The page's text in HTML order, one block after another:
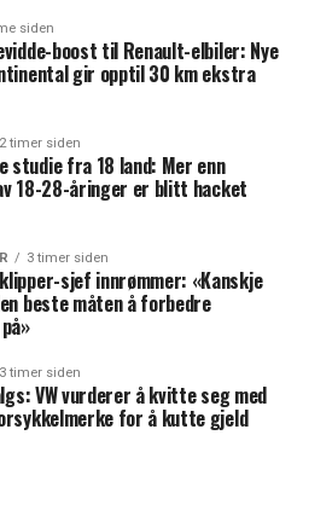
siden
boost til Renault-elbiler: Nye
gir opptil 30 km ekstra
2 timer siden
studie fra 18 land: Mer enn
18-28-åringer er blitt hacket
3 timer siden
sjef innrømmer: «Kanskje
beste måten å forbedre
3 timer siden
VW vurderer å kvitte seg med
for å kutte gjeld